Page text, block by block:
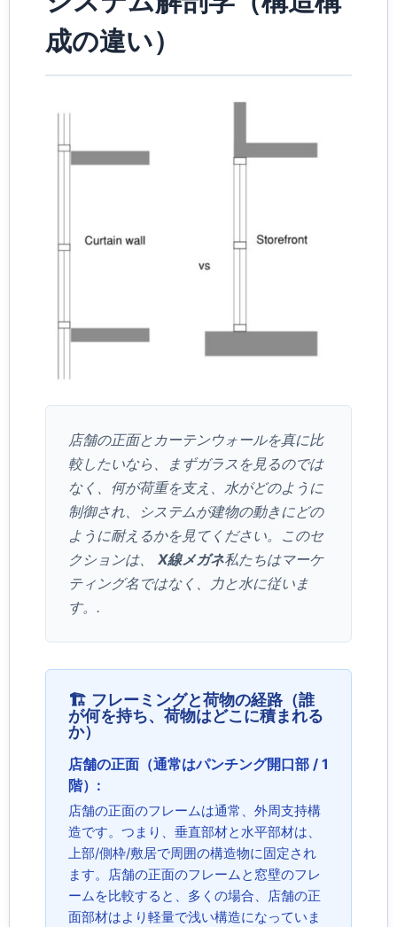
成の違い）
店舗の正面とカーテンウォールを真に比
較したいなら、まずガラスを見るのでは
なく、何が荷重を支え、水がどのように
制御され、システムが建物の動きにどの
ように耐えるかを見てください。このセ
クションは、 X線メガネ私たちはマーケ
ティング名ではなく、力と水に従いま
す。.
🏗️ フレーミングと荷物の経路（誰
が何を持ち、荷物はどこに積まれる
か）
店舗の正面（通常はパンチング開口部 / 1
階）:
店舗の正面のフレームは通常、外周支持構
造です。つまり、垂直部材と水平部材は、
上部/側枠/敷居で周囲の構造物に固定され
ます。店舗の正面のフレームと窓壁のフレ
ームを比較すると、多くの場合、店舗の正
面部材はより軽量で浅い構造になっていま